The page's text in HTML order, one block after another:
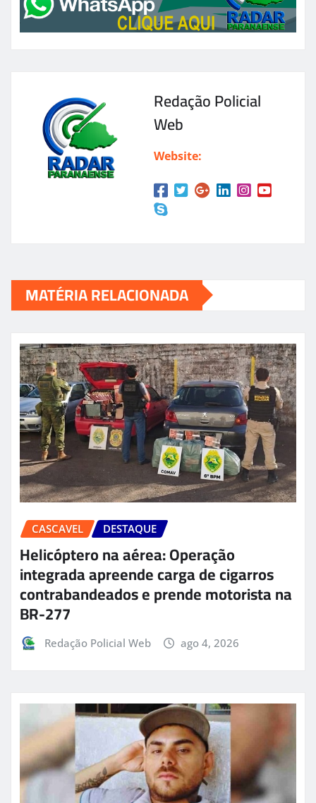
Redação Policial
Web
Website:
MATÉRIA RELACIONADA
CASCAVEL DESTAQUE
Helicóptero na aérea: Operação
integrada apreende carga de cigarros
contrabandeados e prende motorista na
BR-277
Redação Policial Web ago 4, 2026